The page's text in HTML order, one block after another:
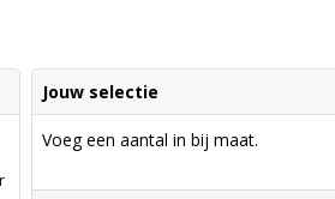
Jouw selectie
Voeg een aantal in bij maat.